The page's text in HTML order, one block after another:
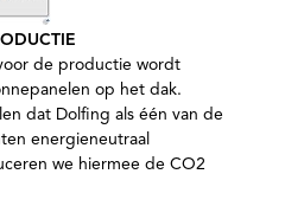
de productie wordt
op het dak.
dat Dolfing als één van de
energieneutraal
we hiermee de CO2